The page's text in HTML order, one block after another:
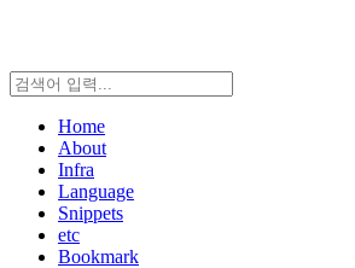
Home
About
Infra
Language
Snippets
etc
Bookmark